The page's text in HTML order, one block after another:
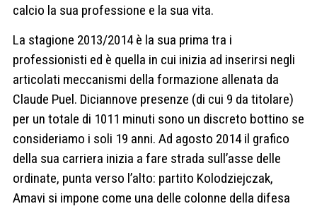
calcio la sua professione e la sua vita.
La stagione 2013/2014 è la sua prima tra i
professionisti ed è quella in cui inizia ad inserirsi negli
articolati meccanismi della formazione allenata da
Claude Puel. Diciannove presenze (di cui 9 da titolare)
per un totale di 1011 minuti sono un discreto bottino se
consideriamo i soli 19 anni. Ad agosto 2014 il grafico
della sua carriera inizia a fare strada sull’asse delle
ordinate, punta verso l’alto: partito Kolodziejczak,
Amavi si impone come una delle colonne della difesa